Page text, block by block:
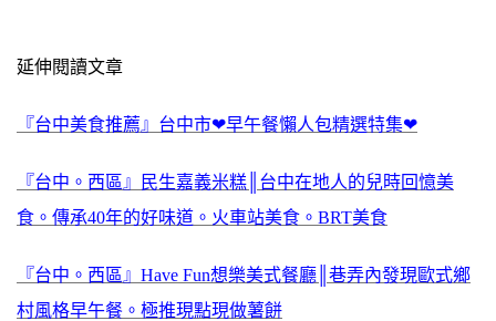
延伸閱讀文章
『台中美食推薦』台中市❤早午餐懶人包精選特集❤
『台中。西區』民生嘉義米糕║台中在地人的兒時回憶美
食。傳承40年的好味道。火車站美食。BRT美食
『台中。西區』Have Fun想樂美式餐廳║巷弄內發現歐式鄉
村風格早午餐。極推現點現做薯餅